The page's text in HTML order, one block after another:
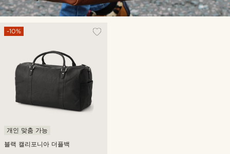
블랙 캘리포니아 더플백
-10%
개인 맞춤 가능